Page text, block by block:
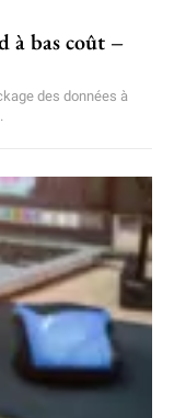
à bas coût –
des données à